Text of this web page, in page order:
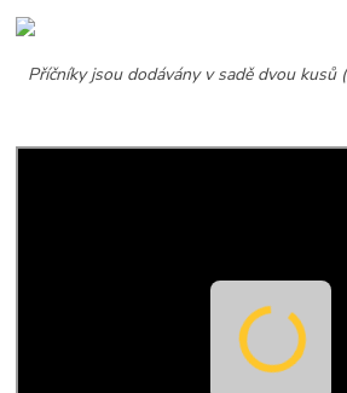
Příčníky jsou dodávány v sadě dvou kusů